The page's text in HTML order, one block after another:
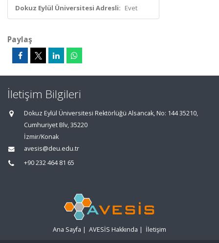
Dokuz Eylül Üniversitesi Adresli: Evet
Paylaş
İletişim Bilgileri
Dokuz Eylül Üniversitesi Rektörlüğü Alsancak, No: 144 35210,
Cumhuriyet Blv, 35220
İzmir/Konak
avesis@deu.edu.tr
+90 232 464 81 65
Ana Sayfa | AVESİS Hakkında | İletişim